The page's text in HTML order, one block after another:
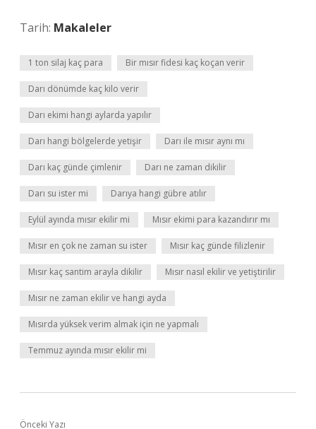
Tarih: Makaleler
1 ton silaj kaç para Bir mısır fidesi kaç koçan verir
Darı dönümde kaç kilo verir
Darı ekimi hangi aylarda yapılır
Darı hangi bölgelerde yetişir Darı ile mısır aynı mı
Darı kaç günde çimlenir Darı ne zaman dikilir
Darı su ister mi Darıya hangi gübre atılır
Eylül ayında mısır ekilir mi Mısır ekimi para kazandırır mı
Mısır en çok ne zaman su ister Mısır kaç günde filizlenir
Mısır kaç santim arayla dikilir Mısır nasıl ekilir ve yetiştirilir
Mısır ne zaman ekilir ve hangi ayda
Mısırda yüksek verim almak için ne yapmalı
Temmuz ayında mısır ekilir mi
Önceki Yazı